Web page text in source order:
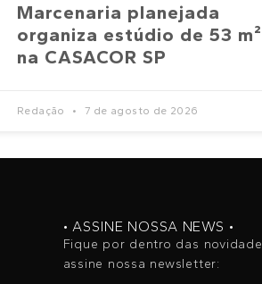
Marcenaria planejada
organiza estúdio de 53 m²
na CASACOR SP
Redação 7 de agosto de 2026
• ASSINE NOSSA NEWS •
Fique por dentro das
assine nossa newsletter: